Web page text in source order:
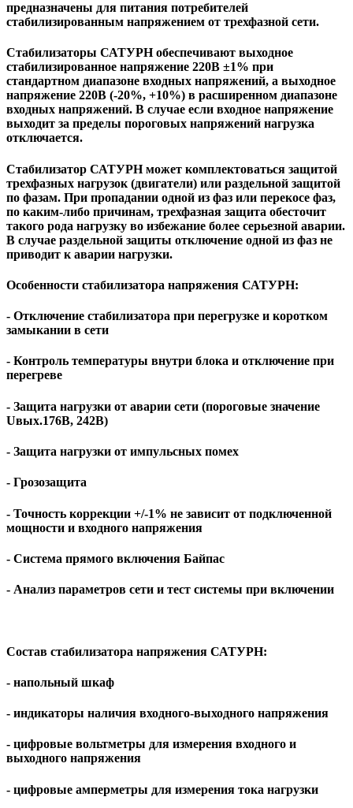
предназначены для питания потребителей
стабилизированным напряжением от трехфазной сети.
Стабилизаторы САТУРН обеспечивают выходное
стабилизированное напряжение 220В ±1% при
стандартном диапазоне входных напряжений, а выходное
напряжение 220В (-20%, +10%) в расширенном диапазоне
входных напряжений. В случае если входное напряжение
выходит за пределы пороговых напряжений нагрузка
отключается.
Стабилизатор САТУРН может комплектоваться защитой
трехфазных нагрузок (двигатели) или раздельной защитой
по фазам. При пропадании одной из фаз или перекосе фаз,
по каким-либо причинам, трехфазная защита обесточит
такого рода нагрузку во избежание более серьезной аварии.
В случае раздельной защиты отключение одной из фаз не
приводит к аварии нагрузки.
Особенности стабилизатора напряжения САТУРН:
- Отключение стабилизатора при перегрузке и коротком
замыкании в сети
- Контроль температуры внутри блока и отключение при
перегреве
- Защита нагрузки от аварии сети (пороговые значение
Uвых.176В, 242В)
- Защита нагрузки от импульсных помех
- Грозозащита
- Точность коррекции +/-1% не зависит от подключенной
мощности и входного напряжения
- Система прямого включения Байпас
- Анализ параметров сети и тест системы при включении
Состав стабилизатора напряжения САТУРН:
- напольный шкаф
- индикаторы наличия входного-выходного напряжения
- цифровые вольтметры для измерения входного и
выходного напряжения
- цифровые амперметры для измерения тока нагрузки